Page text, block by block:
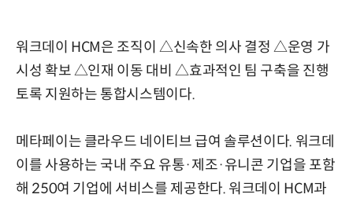
워크데이 HCM은 조직이 △신속한 의사 결정 △운영 가
시성 확보 △인재 이동 대비 △효과적인 팀 구축을 진행
토록 지원하는 통합시스템이다.
메타페이는 클라우드 네이티브 급여 솔루션이다. 워크데
이를 사용하는 국내 주요 유통·제조·유니콘 기업을 포함
해 250여 기업에 서비스를 제공한다. 워크데이 HCM과